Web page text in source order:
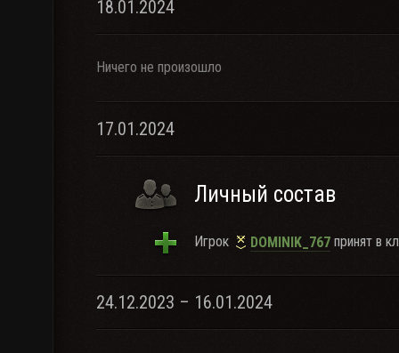
18.01.2024
Ничего не произошло
17.01.2024
Личный состав
Игрок DOMINIK_767 принят в
24.12.2023 – 16.01.2024